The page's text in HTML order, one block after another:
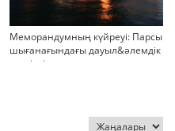
Меморандумның күйреуі: Парсы
шығанағындағы дауыл&әлемдік
тәртіптің сын сағаты соғып тұр